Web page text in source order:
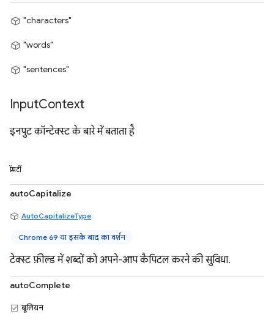
"characters"
"words"
"sentences"
InputContext
इनपुट कॉन्टेक्स्ट के बारे में बताता है
प्रॉपर्टी
autoCapitalize
AutoCapitalizeType
Chrome 69 या इसके बाद का वर्शन
टेक्स्ट फ़ील्ड में शब्दों को अपने-आप कैपिटल करने की सुविधा.
autoComplete
बूलियन